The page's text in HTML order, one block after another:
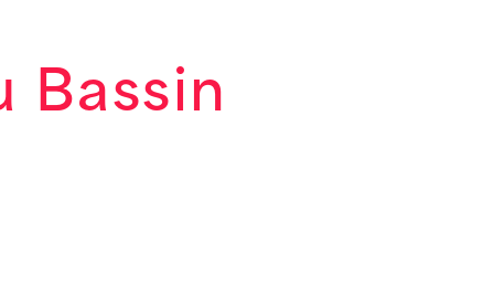
Bassin